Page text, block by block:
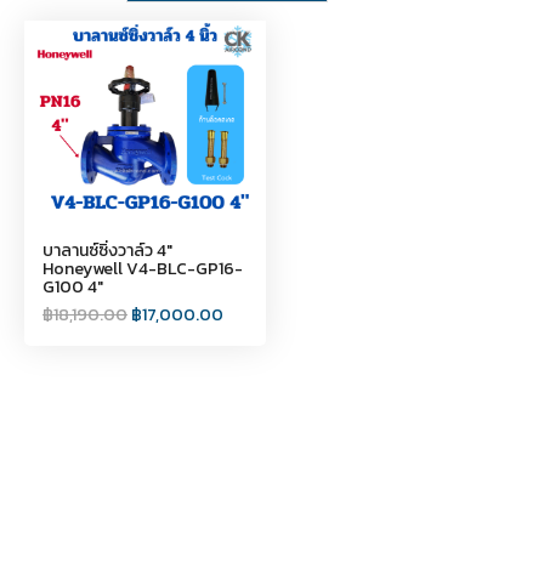
บาลานซ์ซิ่งวาล์ว 4"
Honeywell V4-BLC-GP16-
G100 4"
฿18,190.00฿17,000.00